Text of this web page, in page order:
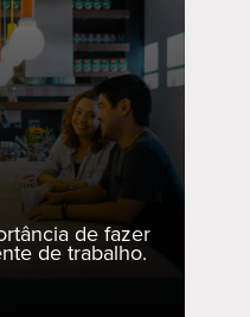
de fazer
de trabalho.